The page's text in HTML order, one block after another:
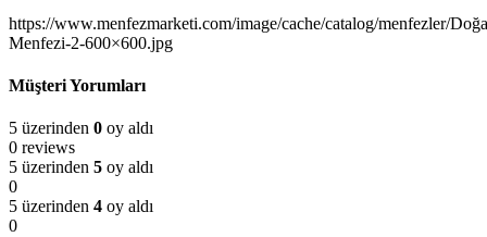
https://www.menfezmarketi.com/image/cache/catalog/menfezler/
Menfezi-2-600×600.jpg
Müşteri Yorumları
5 üzerinden 0 oy aldı
0 reviews
5 üzerinden 5 oy aldı
0
5 üzerinden 4 oy aldı
0